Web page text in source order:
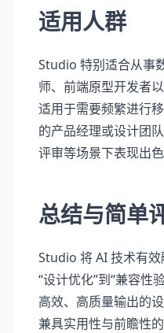
适用人群
Studio 特别适合从事
师、前端原型开发者
适用于需要频繁进行
的产品经理或设计团
评审等场景下表现出色
总结与简单
Studio 将 AI 技术有
“设计优化”到“兼容性
高效、高质量输出的
兼具实用性与前瞻性